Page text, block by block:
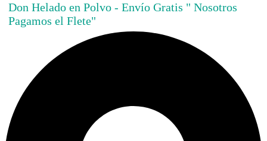
Don Helado en Polvo - Envío Gratis " Nosotros
Pagamos el Flete"